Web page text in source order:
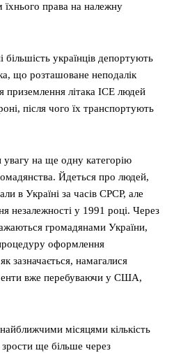
права на належну
більшість українців депортують
що розташоване неподалік
приземлення літака ICE людей
після чого їх транспортують
увагу на ще одну категорію
Йдеться про людей,
в Україні за часів СРСР, але
незалежності у 1991 році. Через
громадянами України,
оформлення
зазначається, намагалися
вже перебуваючи у США,
місяцями кількість
ще більше через